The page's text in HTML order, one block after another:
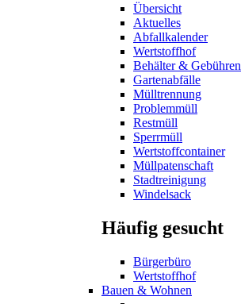
Übersicht
Aktuelles
Abfallkalender
Wertstoffhof
Behälter & Gebühren
Gartenabfälle
Mülltrennung
Problemmüll
Restmüll
Sperrmüll
Wertstoffcontainer
Müllpatenschaft
Stadtreinigung
Windelsack
Häufig gesucht
Bürgerbüro
Wertstoffhof
Bauen & Wohnen